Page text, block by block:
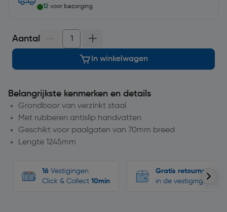
12 voor bezorging
Aantal
In winkelwagen
Belangrijkste kenmerken en details
Grondboor van verzinkt staal
Met rubberen antislip handvatten
Geschikt voor paalgaten van 70mm breed
Lengte 1245mm
16 Vestigingen
Click & Collect 10min
Gratis retourneren
in de vestigingen